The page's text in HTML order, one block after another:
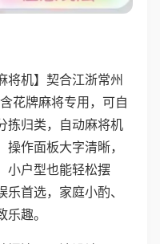
将机】契合江浙常州
花牌麻将专用，可自
拣归类，自动麻将机
作面板大字清晰，
小户型也能轻松摆
首选，家庭小酌、
趣。